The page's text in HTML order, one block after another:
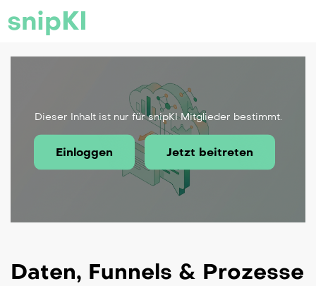
snipKI
Dieser Inhalt ist nur für snipKI Mitglieder bestimmt.
Einloggen Jetzt beitreten
Daten, Funnels & Prozesse